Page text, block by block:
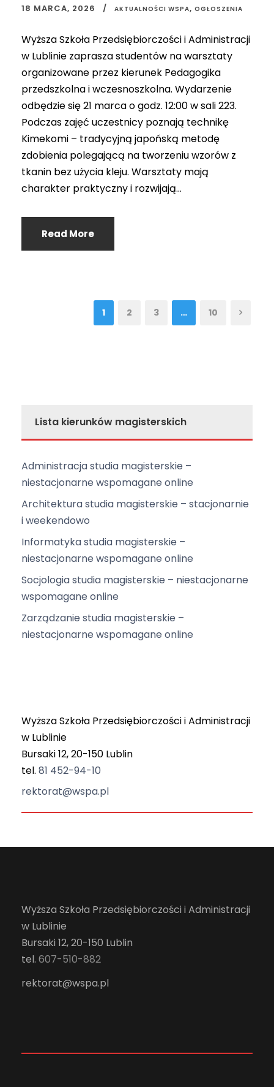
18 MARCA, 2026 AKTUALNOŚCI WSPA, OGŁOSZENIA
Wyższa Szkoła Przedsiębiorczości i Administracji
w Lublinie zaprasza studentów na warsztaty
organizowane przez kierunek Pedagogika
przedszkolna i wczesnoszkolna. Wydarzenie
odbędzie się 21 marca o godz. 12:00 w sali 223.
Podczas zajęć uczestnicy poznają technikę
Kimekomi – tradycyjną japońską metodę
zdobienia polegającą na tworzeniu wzorów z
tkanin bez użycia kleju. Warsztaty mają
charakter praktyczny i rozwijają...
Read More
1 2 3 … 10
Lista kierunków magisterskich
Administracja studia magisterskie –
niestacjonarne wspomagane online
Architektura studia magisterskie – stacjonarnie
i weekendowo
Informatyka studia magisterskie –
niestacjonarne wspomagane online
Socjologia studia magisterskie – niestacjonarne
wspomagane online
Zarządzanie studia magisterskie –
niestacjonarne wspomagane online
Wyższa Szkoła Przedsiębiorczości i Administracji
w Lublinie
Bursaki 12, 20-150 Lublin
tel. 81 452-94-10
rektorat@wspa.pl
Wyższa Szkoła Przedsiębiorczości i Administracji
w Lublinie
Bursaki 12, 20-150 Lublin
tel. 607-510-882
rektorat@wspa.pl